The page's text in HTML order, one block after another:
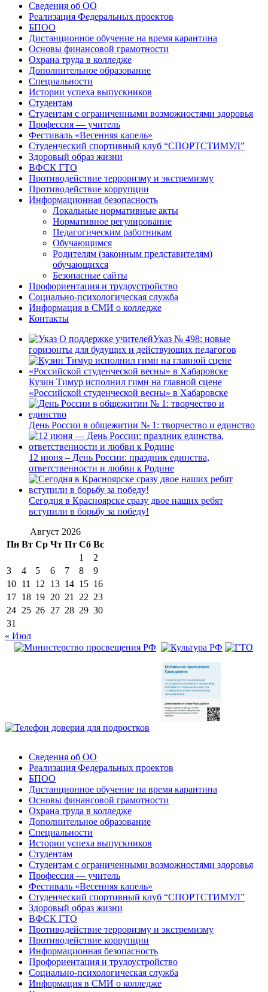
Сведения об ОО
Реализация Федеральных проектов
БПОО
Дистанционное обучение на время карантина
Основы финансовой грамотности
Охрана труда в колледже
Дополнительное образование
Специальности
Истории успеха выпускников
Студентам
Студентам с ограниченными возможностями здоровья
Профессия — учитель
Фестиваль «Весенняя капель»
Студенческий спортивный клуб “СПОРТСТИМУЛ”
Здоровый образ жизни
ВФСК ГТО
Противодействие терроризму и экстремизму
Противодействие коррупции
Информационная безопасность
Локальные нормативные акты
Нормативное регулирование
Педагогическим работникам
Обучающимся
Родителям (законным представителям)
обучающихся
Безопасные сайты
Профориентация и трудоустройство
Социально-психологическая служба
Информация в СМИ о колледже
Контакты
Указ № 498: новые
горизонты для будущих и действующих педагогов
Кузин Тимур исполнил гимн на главной сцене
«Российской студенческой весны» в Хабаровске
День России в общежитии № 1: творчество и единство
12 июня – День России: праздник единства,
ответственности и любви к Родине
Сегодня в Красноярске сразу двое наших ребят
вступили в борьбу за победу!
Август 2026
Пн Вт Ср Чт Пт Сб Вс
1
2
3
4 5 6 7 8
9
10 11 12 13 14 15 16
17 18 19 20 21 22 23
24 25 26 27 28 29 30
31
« Июл
Сведения об ОО
Реализация Федеральных проектов
БПОО
Дистанционное обучение на время карантина
Основы финансовой грамотности
Охрана труда в колледже
Дополнительное образование
Специальности
Истории успеха выпускников
Студентам
Студентам с ограниченными возможностями здоровья
Профессия — учитель
Фестиваль «Весенняя капель»
Студенческий спортивный клуб “СПОРТСТИМУЛ”
Здоровый образ жизни
ВФСК ГТО
Противодействие терроризму и экстремизму
Противодействие коррупции
Информационная безопасность
Профориентация и трудоустройство
Социально-психологическая служба
Информация в СМИ о колледже